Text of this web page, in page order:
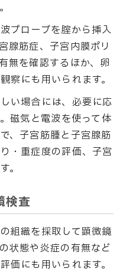
プローブを腟から挿入
腺筋症、子宮内膜ポリ
無を確認するほか、卵
察にも用いられます。
い場合には、必要に応
磁気と電波を使って体
、子宮筋腫と子宮腺筋
・重症度の評価、子宮
。
検査
組織を採取して顕微鏡
状態や炎症の有無など
価にも用いられます。